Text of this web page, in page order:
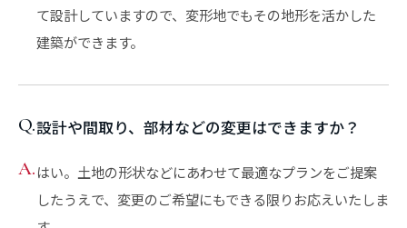
て設計していますので、変形地でもその地形を活かした
建築ができます。
Q.設計や間取り、部材などの変更はできますか？
A.はい。土地の形状などにあわせて最適なプランをご提案
したうえで、変更のご希望にもできる限りお応えいたしま